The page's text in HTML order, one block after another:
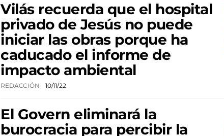
Vilás recuerda que el hospital
privado de Jesús no puede
iniciar las obras porque ha
caducado el informe de
impacto ambiental
REDACCIÓN 10/11/22
El Govern eliminará la
burocracia para percibir la